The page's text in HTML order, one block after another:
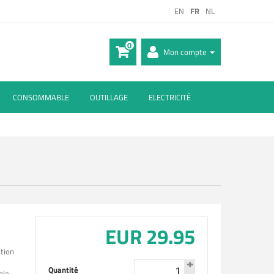
EN FR NL
Mon compte
0
CONSOMMABLE OUTILLAGE ELECTRICITÉ
EUR 29.95
Quantité